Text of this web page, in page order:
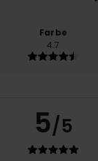
Farbe
4.7
5/5